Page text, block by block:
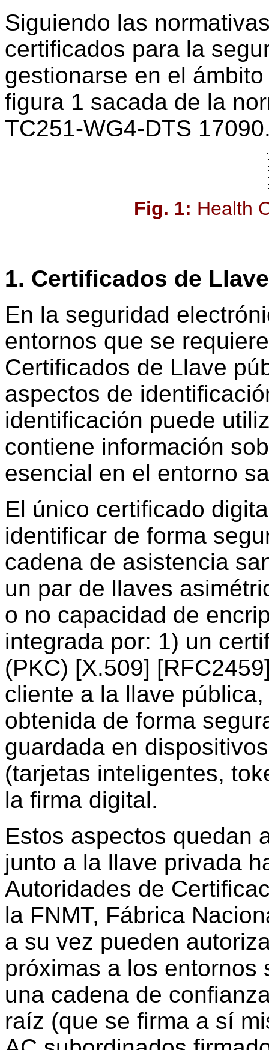
Siguiendo las
certificados para la
gestionarse en el
figura 1 sacada de la
TC251-WG4-DTS
Fig. 1: Health
1. Certificados de
En la seguridad
entornos que se
Certificados de Llave
aspectos de
identificación puede
contiene información
esencial en el entorno
El único certificado
identificar de forma
cadena de asistencia
un par de llaves
o no capacidad de
integrada por: 1) un
(PKC) [X.509]
cliente a la llave
obtenida de forma
guardada en
(tarjetas inteligentes,
la firma digital.
Estos aspectos quedan
junto a la llave privada
Autoridades de
la FNMT, Fábrica
a su vez pueden
próximas a los entornos
una cadena de
raíz (que se firma a sí